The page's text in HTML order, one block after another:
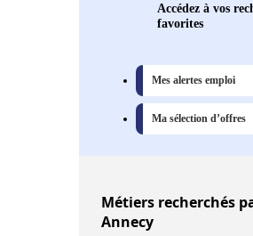
Accédez à vos
favorites
Mes alertes emploi
Ma sélection d’offres
Métiers recherchés
Annecy